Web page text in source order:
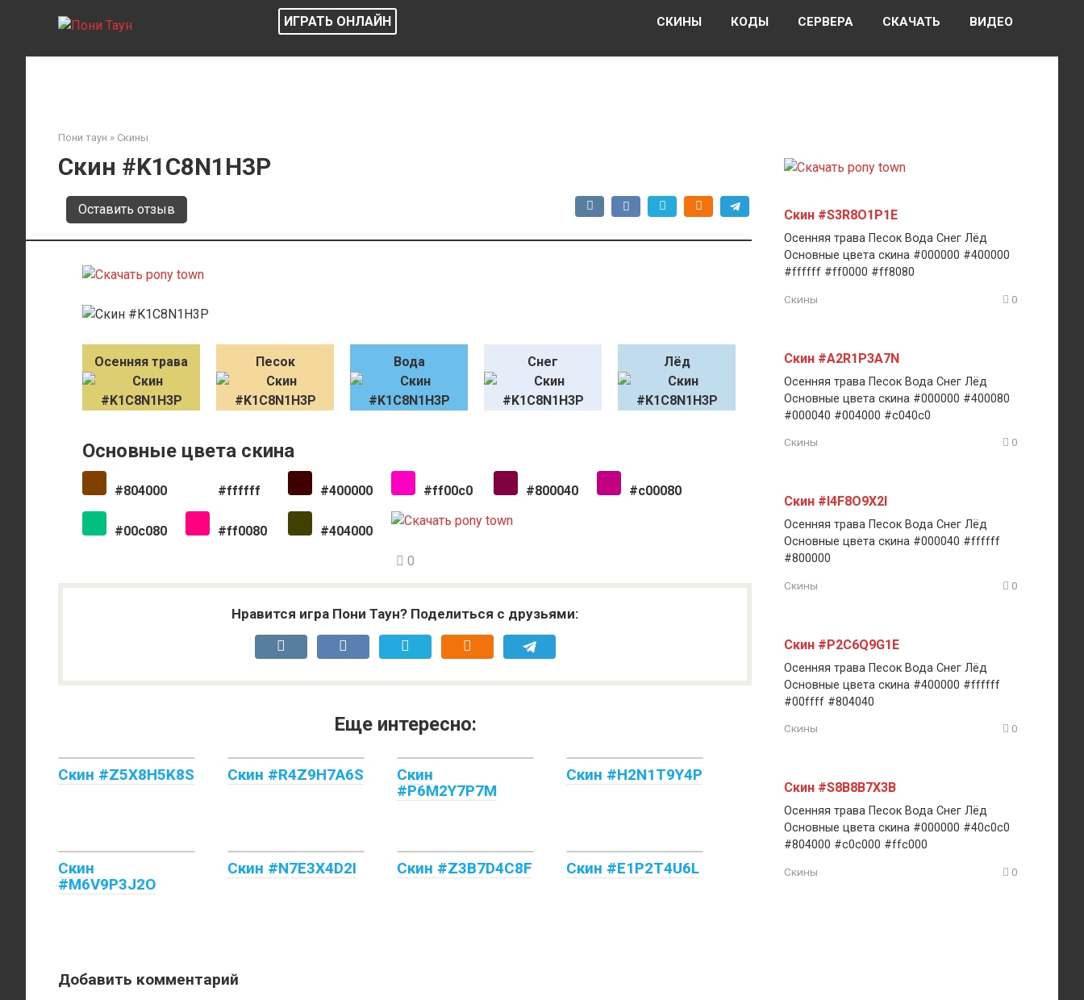
ИГРАТЬ ОНЛАЙН СКИНЫ КОДЫ СЕРВЕРА СКАЧАТЬ ВИДЕО
Пони таун » Скины
Скин #K1C8N1H3P
Оставить отзыв
Осенняя трава Песок Вода Снег Лёд
Основные цвета скина
#804000 #ffffff #400000 #ff00c0 #800040 #c00080
#00c080 #ff0080
#404000
0
Нравится игра Пони Таун? Поделиться с друзьями:
Еще интересно:
Скин #Z5X8H5K8S Скин #R4Z9H7A6S
Скин
#P6M2Y7P7M
Скин #H2N1T9Y4P
Скин
#M6V9P3J2O
Скин #N7E3X4D2I Скин #Z3B7D4C8F Скин #E1P2T4U6L
Добавить комментарий
Скин #S3R8O1P1E
Осенняя трава Песок Вода Снег Лёд
Основные цвета скина #000000 #400000
#ffffff #ff0000 #ff8080
Скины 0
Скин #A2R1P3A7N
Осенняя трава Песок Вода Снег Лёд
Основные цвета скина #000000 #400080
#000040 #004000 #c040c0
Скины 0
Скин #I4F8O9X2I
Осенняя трава Песок Вода Снег Лёд
Основные цвета скина #000040 #ffffff
#800000
Скины 0
Скин #P2C6Q9G1E
Осенняя трава Песок Вода Снег Лёд
Основные цвета скина #400000 #ffffff
#00ffff #804040
Скины 0
Скин #S8B8B7X3B
Осенняя трава Песок Вода Снег Лёд
Основные цвета скина #000000 #40c0c0
#804000 #c0c000 #ffc000
Скины 0